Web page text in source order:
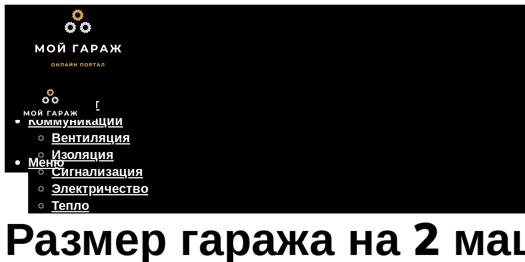
Фундамент
Коммуникации
Вентиляция
Изоляция
Сигнализация
Электричество
Тепло
Крыша
Ворота
Меню
Размер гаража на 2